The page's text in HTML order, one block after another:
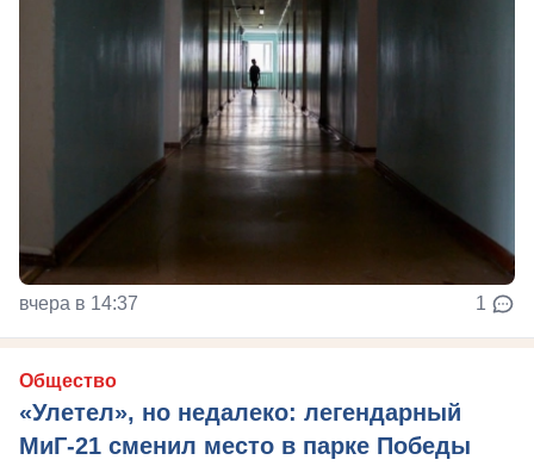
вчера в 14:37 1
Общество
«Улетел», но недалеко: легендарный
МиГ-21 сменил место в парке Победы